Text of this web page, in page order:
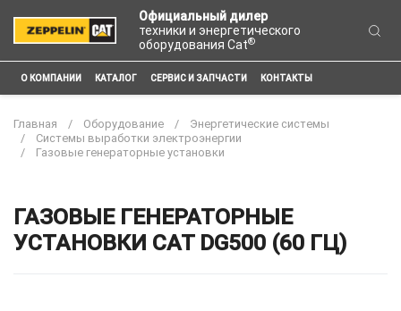
Официальный дилер
техники и энергетического
оборудования Cat®
О КОМПАНИИ КАТАЛОГ СЕРВИС И ЗАПЧАСТИ КОНТАКТЫ
Главная Оборудование
Энергетические системы
Системы выработки электроэнергии
Газовые генераторные установки
ГАЗОВЫЕ ГЕНЕРАТОРНЫЕ
УСТАНОВКИ CAT DG500 (60 ГЦ)